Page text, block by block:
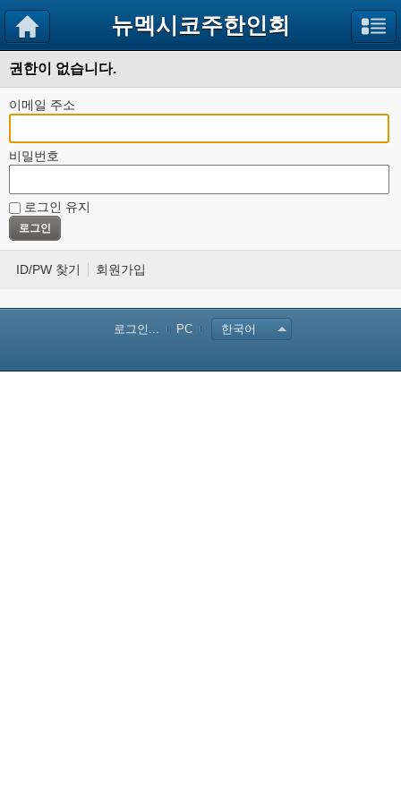
뉴멕시코주한인회
권한이 없습니다.
이메일 주소
비밀번호
로그인 유지
ID/PW 찾기 회원가입
로그인... PC 한국어